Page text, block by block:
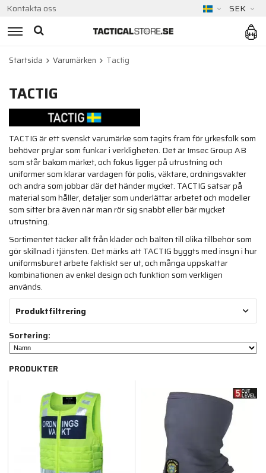
Kontakta oss SEK
Startsida Varumärken Tactig
TACTIG
TACTIG är ett svenskt varumärke som tagits fram för yrkesfolk som
behöver prylar som funkar i verkligheten. Det är Imsec Group AB
som står bakom märket, och fokus ligger på utrustning och
uniformer som klarar vardagen för polis, väktare, ordningsvakter
och andra som jobbar där det händer mycket. TACTIG satsar på
material som håller, detaljer som underlättar arbetet och modeller
som sitter bra även när man rör sig snabbt eller bär mycket
utrustning.
Sortimentet täcker allt från kläder och bälten till olika tillbehör som
gör skillnad i tjänsten. Det märks att TACTIG byggts med insyn i hur
uniformsburet arbete faktiskt ser ut, och många uppskattar
kombinationen av enkel design och funktion som verkligen
används.
Produktfiltrering
Sortering:
PRODUKTER